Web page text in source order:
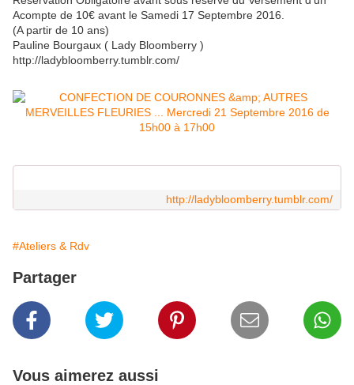
Acompte de 10€ avant le Samedi 17 Septembre 2016.
(A partir de 10 ans)
Pauline Bourgaux ( Lady Bloomberry )
http://ladybloomberry.tumblr.com/
http://ladybloomberry.tumblr.com/
#Ateliers & Rdv
Partager
Vous aimerez aussi